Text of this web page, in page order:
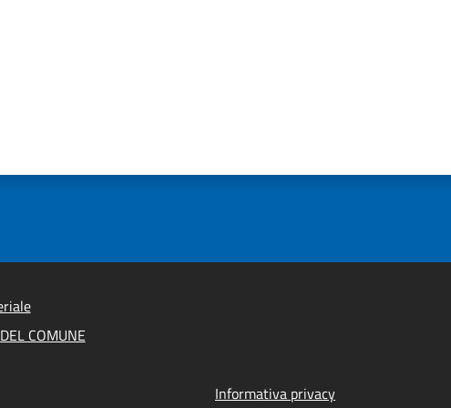
COMUNE
Informativa privacy